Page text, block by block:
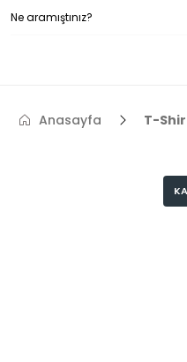
Anasayfa T-